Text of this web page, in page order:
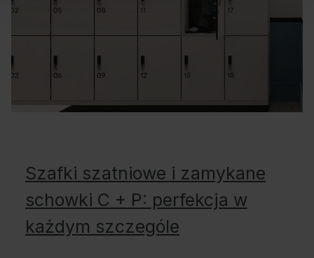
Szafki szatniowe i zamykane
schowki C + P: perfekcja w
każdym szczególe